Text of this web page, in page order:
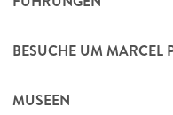
BESUCHE UM MARCEL
MUSEEN
geschmückt.
feiern die Rückkehr
und frühlingshaften